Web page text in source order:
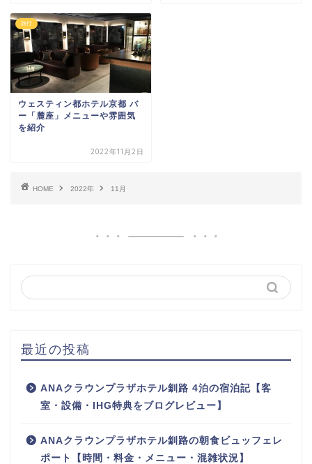
旅行
ウェスティン都ホテル京都 バ
ー「麓座」メニューや雰囲気
を紹介
2022年11月2日
HOME 2022年 11月
最近の投稿
ANAクラウンプラザホテル釧路 4泊の宿泊記【客
室・設備・IHG特典をブログレビュー】
ANAクラウンプラザホテル釧路の朝食ビュッフェレ
ポート【時間・料金・メニュー・混雑状況】